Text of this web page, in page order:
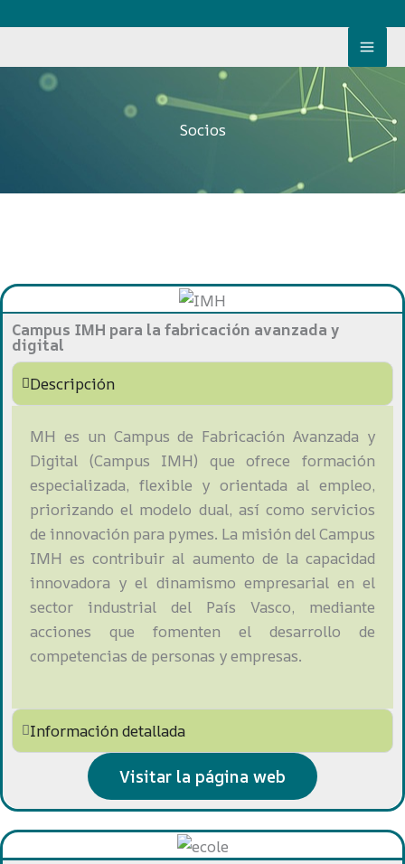
Socios
Campus IMH para la fabricación avanzada y
digital
Descripción
MH es un Campus de Fabricación Avanzada y
Digital (Campus IMH) que ofrece formación
especializada, flexible y orientada al empleo,
priorizando el modelo dual, así como servicios
de innovación para pymes. La misión del Campus
IMH es contribuir al aumento de la capacidad
innovadora y el dinamismo empresarial en el
sector industrial del País Vasco, mediante
acciones que fomenten el desarrollo de
competencias de personas y empresas.
Información detallada
Visitar la página web